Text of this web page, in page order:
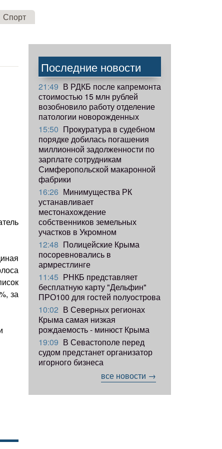
Спорт
за
Последние новости
21:49 В РДКБ после капремонта
стоимостью 15 млн рублей
возобновило работу отделение
патологии новорожденных
15:50 Прокуратура в судебном
порядке добилась погашения
миллионной задолженности по
зарплате сотрудникам
Симферопольской макаронной
фабрики
16:26 Минимущества РК
устанавливает
местонахождение
собственников земельных
участков в Укромном
12:48 Полицейские Крыма
посоревновались в
армрестлинге
11:45 РНКБ представляет
бесплатную карту "Дельфин"
ПРО100 для гостей полуострова
10:02 В Северных регионах
Крыма самая низкая
рождаемость - минюст Крыма
19:09 В Севастополе перед
судом предстанет организатор
игорного бизнеса
все новости →